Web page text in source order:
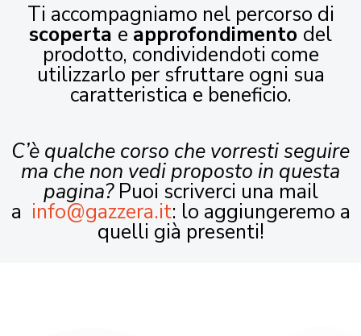
Ti accompagniamo nel percorso di
scoperta e approfondimento del
prodotto, condividendoti come
utilizzarlo per sfruttare ogni sua
caratteristica e beneficio.
C’è qualche corso che vorresti seguire
ma che non vedi proposto in questa
pagina?Puoi scriverci una mail
a info@gazzera.it: lo aggiungeremo a
quelli già presenti!